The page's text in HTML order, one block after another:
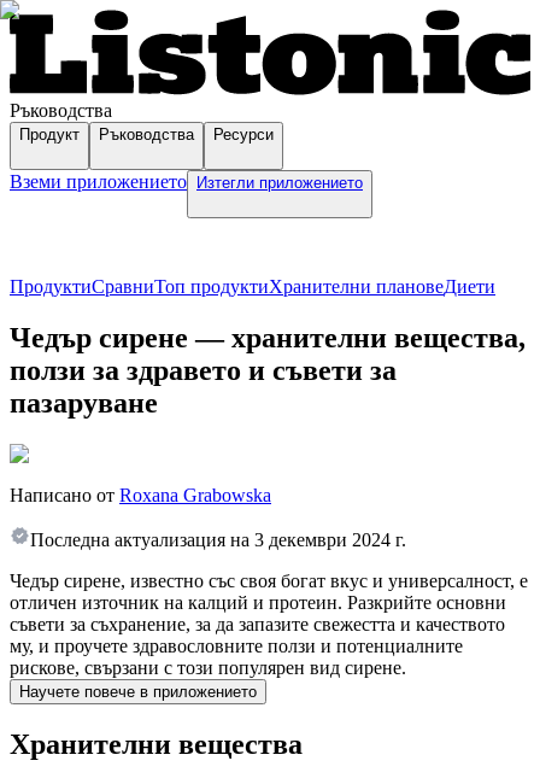
Ръководства
Продукт Ръководства Ресурси
Вземи приложението Изтегли приложението
ПродуктиСравниТоп продуктиХранителни плановеДиети
Чедър сирене — хранителни вещества,
ползи за здравето и съвети за
пазаруване
Написано от Roxana Grabowska
Последна актуализация на 3 декември 2024 г.
Чедър сирене, известно със своя богат вкус и универсалност, е
отличен източник на калций и протеин. Разкрийте основни
съвети за съхранение, за да запазите свежестта и качеството
му, и проучете здравословните ползи и потенциалните
рискове, свързани с този популярен вид сирене.
Научете повече в приложението
Хранителни вещества